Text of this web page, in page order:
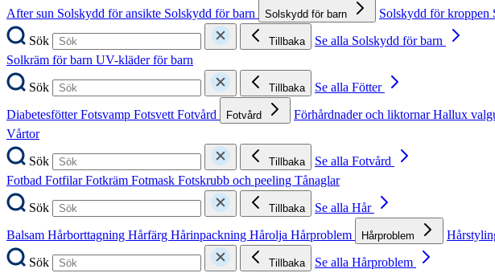
After sun Solskydd för ansikte Solskydd för barn Solskydd för barn Solskydd för kroppen
Sök
Tillbaka
Se alla Solskydd för barn
Solkräm för barn UV-kläder för barn
Sök
Tillbaka
Se alla Fötter
DiabetesfötterFotsvamp Fotsvett Fotvård Fotvård Förhårdnader och liktornarHallux
Vårtor
Sök
Tillbaka
Se alla Fotvård
Fotbad FotfilarFotkräm Fotmask Fotskrubb och peeling Tånaglar
Sök
Tillbaka
Se alla Hår
Balsam Hårborttagning Hårfärg Hårinpackning Hårolja Hårproblem Hårproblem
Sök
Tillbaka
Se alla Hårproblem